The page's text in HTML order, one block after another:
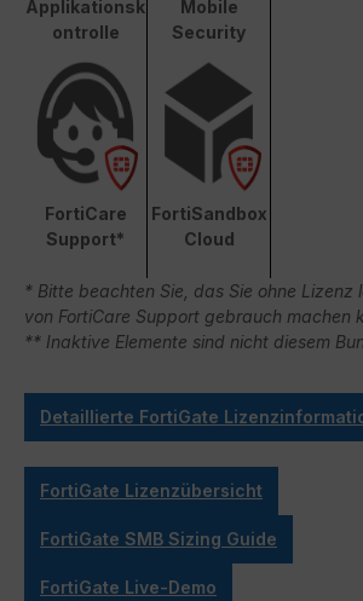
Applikationsk
ontrolle
Mobile
Security
FortiCare
Support*
FortiSandbox
Cloud
* Bitte beachten Sie, das Sie ohne Lizenz
von FortiCare Support gebrauch machen
** Inaktive Elemente sind nicht diesem
Detaillierte FortiGate
FortiGate Lizenzübersicht
FortiGate SMB Sizing Guide
FortiGate Live-Demo